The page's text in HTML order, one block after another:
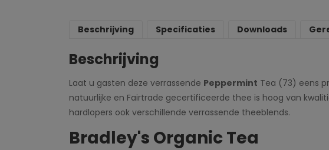
Beschrijving Specificaties Downloads
Beschrijving
Laat u gasten deze verrassende Peppermint Tea (73) eens
natuurlijke en Fairtrade gecertificeerde thee is hoog van
hardlopers ook verschillende verrassende theeblends.
Bradley's Organic Tea